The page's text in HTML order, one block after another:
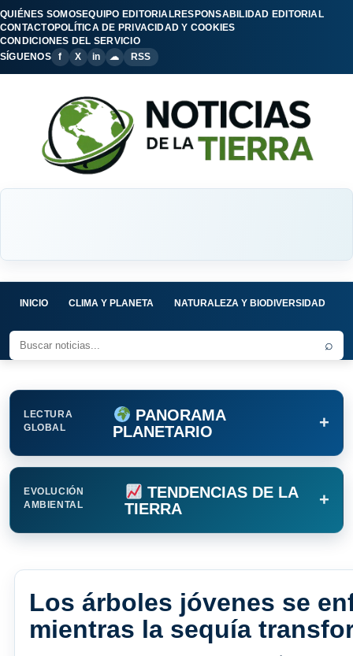
QUIÉNES SOMOSEQUIPO EDITORIALRESPONSABILIDAD EDITORIAL
CONTACTOPOLÍTICA DE PRIVACIDAD Y COOKIES
CONDICIONES DEL SERVICIO
SÍGUENOS
f X in ☁ RSS
INICIO CLIMA Y PLANETA NATURALEZA Y BIODIVERSIDAD
⌕
LECTURA
GLOBAL
PANORAMA
PLANETARIO
+
EVOLUCIÓN
AMBIENTAL
TENDENCIAS DE LA
TIERRA
+
Los árboles jóvenes se
mientras la sequía